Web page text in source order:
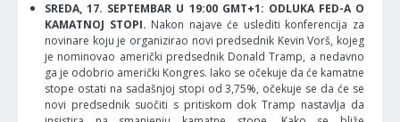
SREDA, 17. SEPTEMBAR U 19:00 GMT+1: ODLUKA FED-A O
KAMATNOJ STOPI. Nakon najave će uslediti konferencija za
novinare koju je organizirao novi predsednik Kevin Vorš, kojeg
je nominovao američki predsednik Donald Tramp, a nedavno
ga je odobrio američki Kongres. Iako se očekuje da će kamatne
stope ostati na sadašnjoj stopi od 3,75%, očekuje se da će se
novi predsednik suočiti s pritiskom dok Tramp nastavlja da